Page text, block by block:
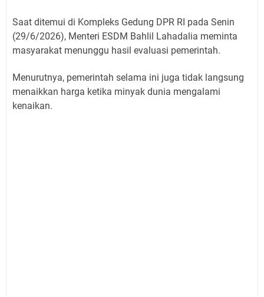
Saat ditemui di Kompleks Gedung DPR RI pada Senin
(29/6/2026), Menteri ESDM Bahlil Lahadalia meminta
masyarakat menunggu hasil evaluasi pemerintah.
Menurutnya, pemerintah selama ini juga tidak langsung
menaikkan harga ketika minyak dunia mengalami
kenaikan.